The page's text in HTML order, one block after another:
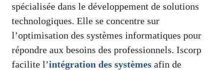
spécialisée dans le développement de solutions
technologiques. Elle se concentre sur
l’optimisation des systèmes informatiques pour
répondre aux besoins des professionnels. Iscorp
facilite l’intégration des systèmes afin de